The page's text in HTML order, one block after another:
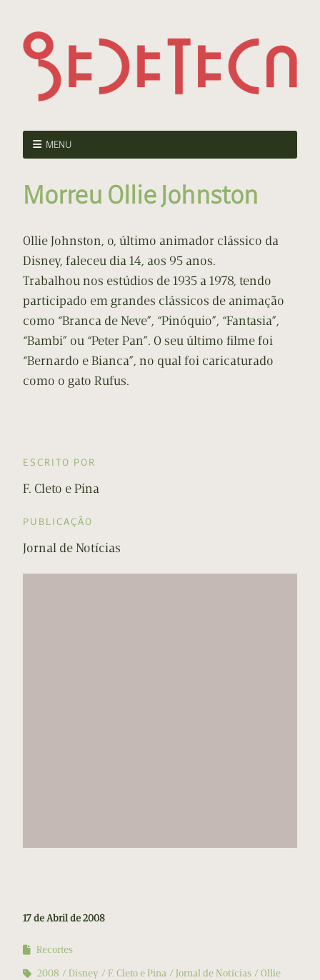
MENU
Morreu Ollie Johnston
Ollie Johnston, o, último animador clássico da
Disney, faleceu dia 14, aos 95 anos.
Trabalhou nos estúdios de 1935 a 1978, tendo
participado em grandes clássicos de animação
como “Branca de Neve”, “Pinóquio”, “Fantasia”,
“Bambi” ou “Peter Pan”. O seu último filme foi
“Bernardo e Bianca”, no qual foi caricaturado
como o gato Rufus.
ESCRITO POR
F. Cleto e Pina
PUBLICAÇÃO
Jornal de Notícias
17 de Abril de 2008
Recortes
2008
Disney F. Cleto e Pina Jornal de Notícias
Ollie